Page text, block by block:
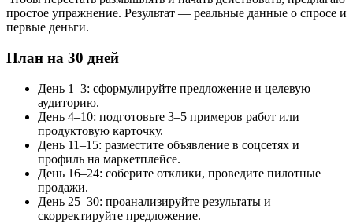
простое упражнение. Результат — реальные данные о спросе и
первые деньги.
План на 30 дней
День 1–3: сформулируйте предложение и целевую
аудиторию.
День 4–10: подготовьте 3–5 примеров работ или
продуктовую карточку.
День 11–15: разместите объявление в соцсетях и
профиль на маркетплейсе.
День 16–24: соберите отклики, проведите пилотные
продажи.
День 25–30: проанализируйте результаты и
скорректируйте предложение.